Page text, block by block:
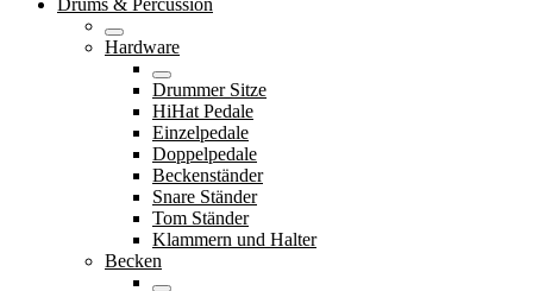
Drums & Percussion
Hardware
Drummer Sitze
HiHat Pedale
Einzelpedale
Doppelpedale
Beckenständer
Snare Ständer
Tom Ständer
Klammern und Halter
Becken